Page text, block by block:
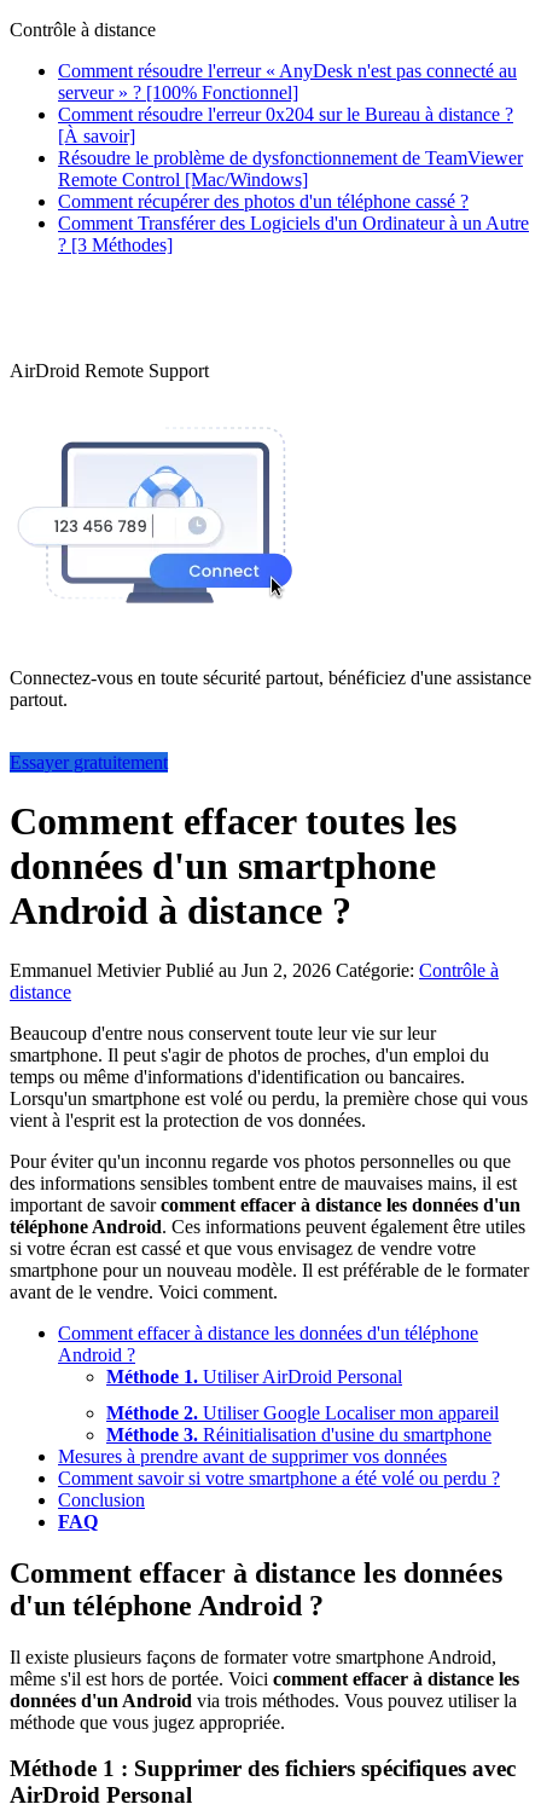
Contrôle à distance
Comment résoudre l'erreur « AnyDesk n'est pas connecté au
serveur » ? [100% Fonctionnel]
Comment résoudre l'erreur 0x204 sur le Bureau à distance ?
[À savoir]
Résoudre le problème de dysfonctionnement de TeamViewer
Remote Control [Mac/Windows]
Comment récupérer des photos d'un téléphone cassé ?
Comment Transférer des Logiciels d'un Ordinateur à un Autre
? [3 Méthodes]
AirDroid Remote Support
Connectez-vous en toute sécurité partout, bénéficiez d'une assistance
partout.
Essayer gratuitement
Comment effacer toutes les
données d'un smartphone
Android à distance ?
Emmanuel MetivierPublié au Jun 2, 2026 Catégorie: Contrôle à
distance
Beaucoup d'entre nous conservent toute leur vie sur leur
smartphone. Il peut s'agir de photos de proches, d'un emploi du
temps ou même d'informations d'identification ou bancaires.
Lorsqu'un smartphone est volé ou perdu, la première chose qui vous
vient à l'esprit est la protection de vos données.
Pour éviter qu'un inconnu regarde vos photos personnelles ou que
des informations sensibles tombent entre de mauvaises mains, il est
important de savoircomment effacer à distance les données d'un
téléphone Android. Ces informations peuvent également être utiles
si votre écran est cassé et que vous envisagez de vendre votre
smartphone pour un nouveau modèle. Il est préférable de le formater
avant de le vendre. Voici comment.
Comment effacer à distance les données d'un téléphone
Android ?
Méthode 1. Utiliser AirDroid Personal
Méthode 2. Utiliser Google Localiser mon appareil
Méthode 3. Réinitialisation d'usine du smartphone
Mesures à prendre avant de supprimer vos données
Comment savoir si votre smartphone a été volé ou perdu ?
Conclusion
FAQ
Comment effacer à distance les données
d'un téléphone Android ?
Il existe plusieurs façons de formater votre smartphone Android,
même s'il est hors de portée. Voici comment effacer à distance les
données d'un Android via trois méthodes. Vous pouvez utiliser la
méthode que vous jugez appropriée.
Méthode 1 : Supprimer des fichiers spécifiques avec
AirDroid Personal